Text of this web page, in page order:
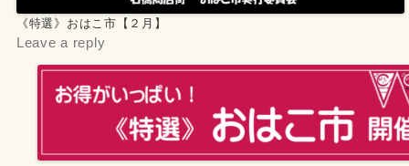
《特選》おはこ市【２月】
Leave a reply